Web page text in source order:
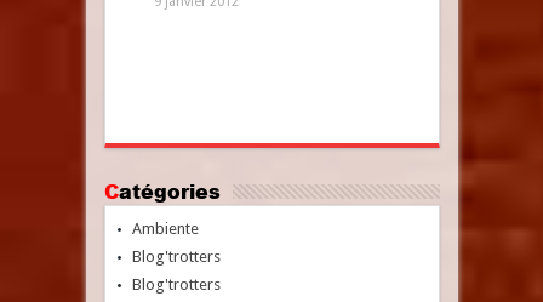
Catégories
Ambiente
Blog'trotters
Blog'trotters